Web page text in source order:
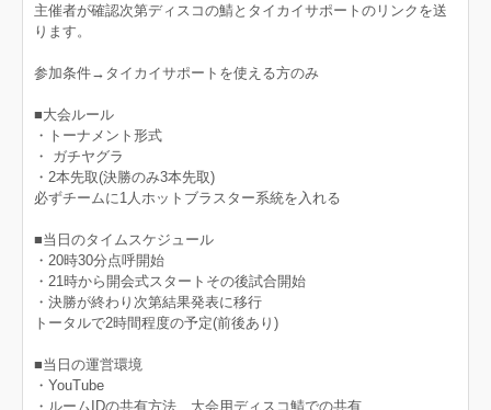
主催者が確認次第ディスコの鯖とタイカイサポートのリンクを送
ります。
参加条件→タイカイサポートを使える方のみ
■大会ルール
・トーナメント形式
・ ガチヤグラ
・2本先取(決勝のみ3本先取)
必ずチームに1人ホットブラスター系統を入れる
■当日のタイムスケジュール
・20時30分点呼開始
・21時から開会式スタートその後試合開始
・決勝が終わり次第結果発表に移行
トータルで2時間程度の予定(前後あり)
■当日の運営環境
・YouTube
・ルームIDの共有方法 大会用ディスコ鯖での共有